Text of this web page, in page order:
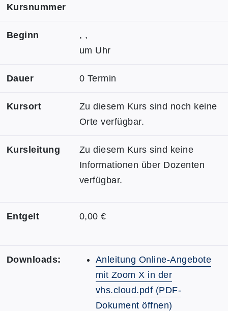
Kursnummer
Beginn
, ,
um Uhr
Dauer 0 Termin
Kursort
Zu diesem Kurs sind noch keine
Orte verfügbar.
Kursleitung
Zu diesem Kurs sind keine
Informationen über Dozenten
verfügbar.
Entgelt 0,00 €
Downloads:
Anleitung Online-Angebote
mit Zoom X in der
vhs.cloud.pdf (PDF-
Dokument öffnen)